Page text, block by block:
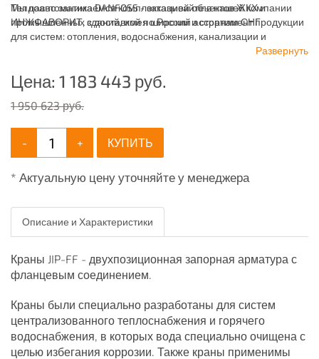
Мы давно занимаемся комплектацией объектов ЖКХ и
промышленных зданий, имея широкий ассортимент продукции
для систем: отопления, водоснабжения, канализации и
Теплоавтоматика DANFOSS - заказывайте в нашей компании
ИНЖФАВОРИТ, с доставкой по России и странам СНГ.
Развернуть
Цена: 1 183 443 руб.
1 950 623 руб.
- + КУПИТЬ
* Актуальную цену уточняйте у менеджера
Описание и Характеристики
Краны JIP-FF - двухпозиционная запорная арматура с
фланцевым соединением.
Краны были специально разработаны для систем
централизованного теплоснабжения и горячего
водоснабжения, в которых вода специально очищена с
целью избегания коррозии. Также краны применимы